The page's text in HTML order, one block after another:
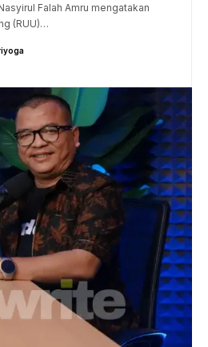
Falah Amru mengatakan
(RUU)…